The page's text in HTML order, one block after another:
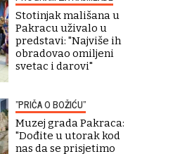
Stotinjak mališana u
Pakracu uživalo u
predstavi: "Najviše ih
obradovao omiljeni
svetac i darovi"
"PRIČA O BOŽIĆU"
Muzej grada Pakraca:
"Dođite u utorak kod
nas da se prisjetimo